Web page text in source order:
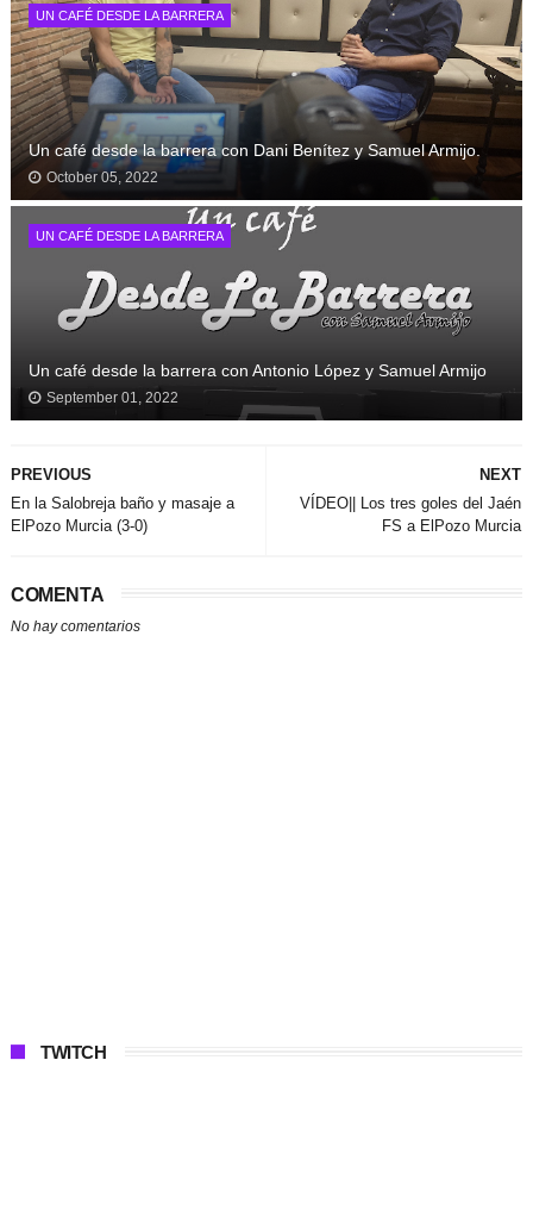
UN CAFÉ DESDE LA BARRERA
Un café desde la barrera con Dani Benítez y Samuel Armijo.
October 05, 2022
UN CAFÉ DESDE LA BARRERA
Un café desde la barrera con Antonio López y Samuel Armijo
September 01, 2022
NEXT
VÍDEO|| Los tres goles del Jaén
FS a ElPozo Murcia
PREVIOUS
En la Salobreja baño y masaje a
ElPozo Murcia (3-0)
COMENTA
No hay comentarios
TWITCH